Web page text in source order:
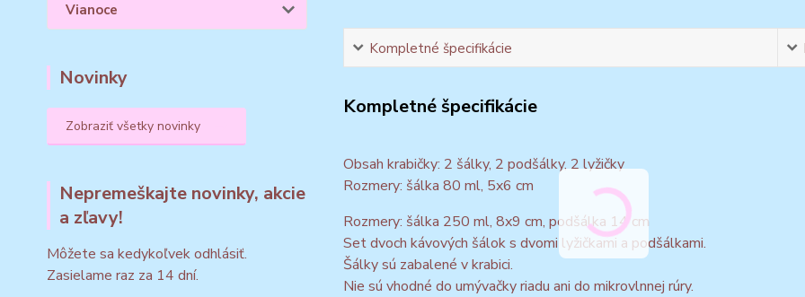
Vianoce
Novinky
Zobraziť všetky novinky
Nepremeškajte novinky, akcie
a zľavy!
Môžete sa kedykoľvek odhlásiť.
Zasielame raz za 14 dní.
Kompletné špecifikácie
Kompletné špecifikácie
Obsah krabičky: 2 šálky, 2 podšálky, 2 lyžičky
Rozmery: šálka 80 ml, 5x6 cm
Rozmery: šálka 250 ml, 8x9 cm, podšálka 14 cm
Set dvoch kávových šálok s dvomi lyžičkami a podšálkami.
Šálky sú zabalené v krabici.
Nie sú vhodné do umývačky riadu ani do mikrovlnnej rúry.